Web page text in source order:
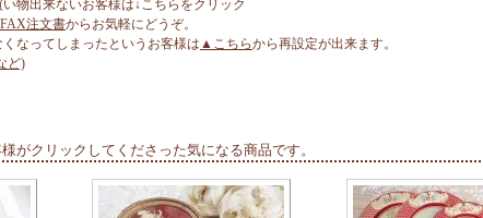
物出来ないお客様は↓こちらをクリック
注文書からお気軽にどうぞ。
なってしまったというお客様は ▲こちらから再設定が出来ます。
ど)
がクリックしてくださった気になる商品です。